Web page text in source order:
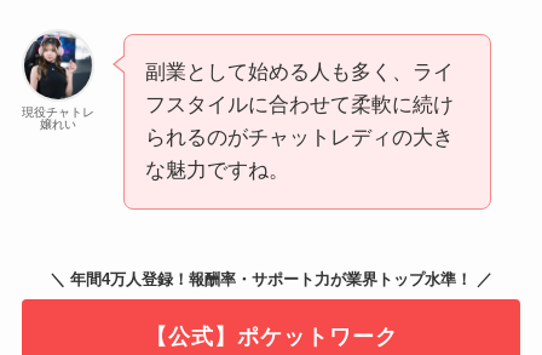
現役チャトレ
嬢れい
副業として始める人も多く、ライ
フスタイルに合わせて柔軟に続け
られるのがチャットレディの大き
な魅力ですね。
＼ 年間4万人登録！報酬率・サポート力が業界トップ水準！ ／
【公式】ポケットワーク